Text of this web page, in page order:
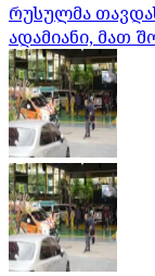
რუსულმა
ადამიანი, მათ